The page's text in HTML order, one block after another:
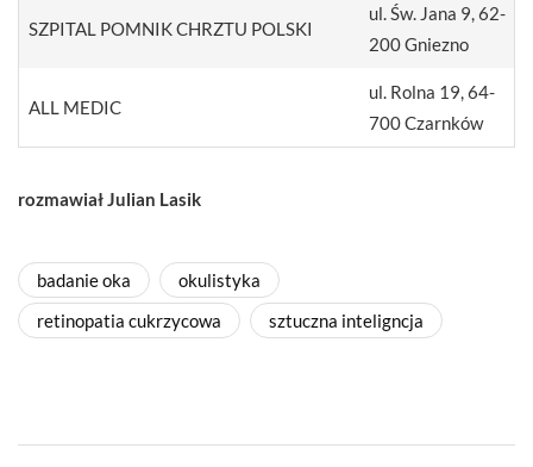
SZPITAL POMNIK CHRZTU POLSKI
ul. Św. Jana 9, 62-
200 Gniezno
ALL MEDIC
ul. Rolna 19, 64-
700 Czarnków
rozmawiał Julian Lasik
badanie oka
okulistyka
retinopatia cukrzycowa
sztuczna inteligncja